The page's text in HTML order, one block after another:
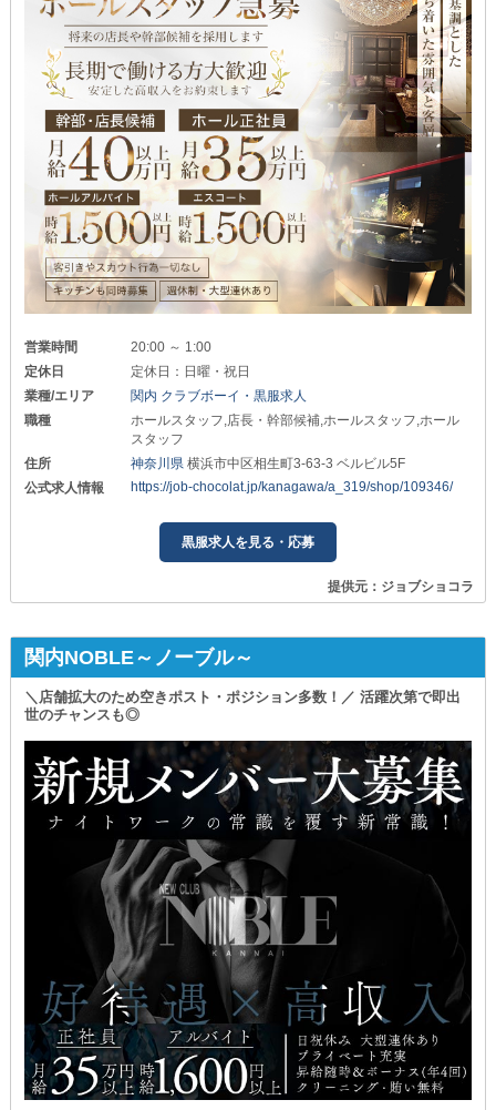
営業時間
20:00 ～ 1:00
定休日
定休日：日曜・祝日
業種/エリア
関内 クラブボーイ・黒服求人
職種
ホールスタッフ,店長・幹部候補,ホールスタッフ,ホール
スタッフ
住所
神奈川県横浜市中区相生町3-63-3 ベルビル5F
公式求人情報
https://job-chocolat.jp/kanagawa/a_319/shop/109346/
黒服求人を見る・応募
提供元：ジョブショコラ
関内NOBLE～ノーブル～
＼店舗拡大のため空きポスト・ポジション多数！／ 活躍次第で即出
世のチャンスも◎